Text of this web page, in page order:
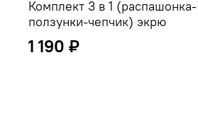
Комплект 3 в 1 (распашонка-
ползунки-чепчик) экрю
1 190 ₽